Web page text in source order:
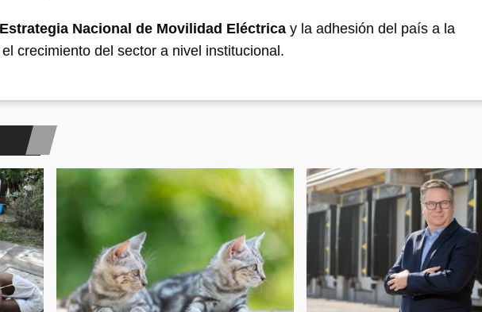
Estrategia Nacional de Movilidad Eléctrica y la adhesión del país a la
crecimiento del sector a nivel institucional.